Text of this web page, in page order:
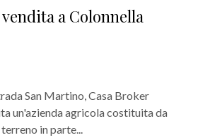
a Colonnella
San Martino, Casa Broker
un'azienda agricola costituita da
in parte...